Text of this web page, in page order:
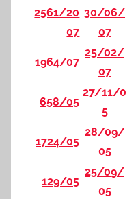
2561/20
07
30/06/
07
1964/07
25/02/
07
658/05
27/11/0
5
1724/05
28/09/
05
129/05
25/09/
05